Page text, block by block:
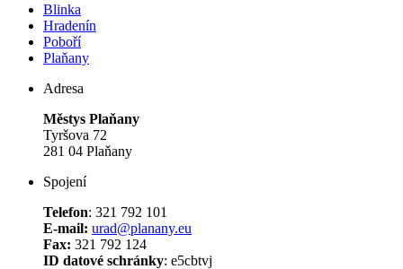
Blinka
Hradenín
Poboří
Plaňany
Adresa
Městys Plaňany
Tyršova 72
281 04 Plaňany
Spojení
Telefon: 321 792 101
E-mail: urad@planany.eu
Fax: 321 792 124
ID datové schránky: e5cbtvj